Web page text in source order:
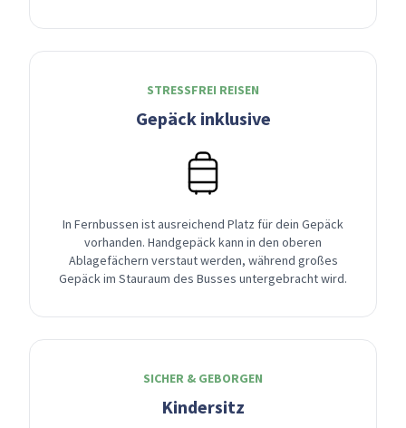
STRESSFREI REISEN
Gepäck inklusive
In Fernbussen ist ausreichend Platz für dein Gepäck
vorhanden. Handgepäck kann in den oberen
Ablagefächern verstaut werden, während großes
Gepäck im Stauraum des Busses untergebracht wird.
SICHER & GEBORGEN
Kindersitz